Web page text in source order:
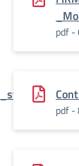
pdf -
pdf -